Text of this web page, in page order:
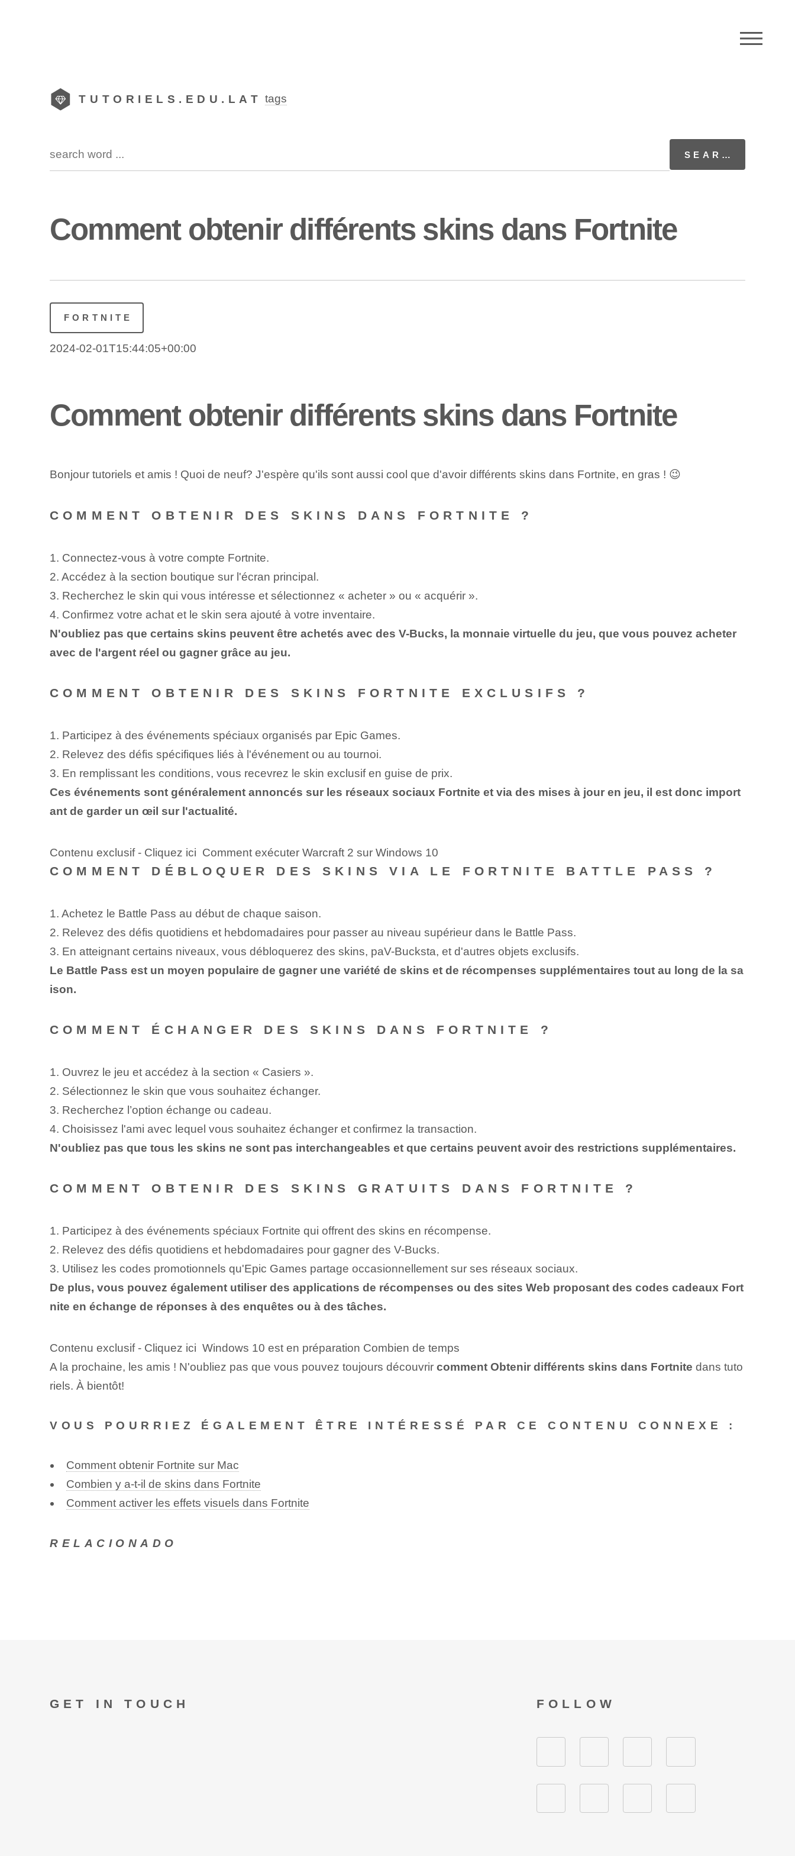
TUTORIELS.EDU.LAT tags
Comment obtenir différents skins dans Fortnite
FORTNITE
2024-02-01T15:44:05+00:00
Comment obtenir différents skins dans Fortnite
Bonjour tutoriels et amis ! Quoi de neuf? J'espère qu'ils sont aussi cool que d'avoir différents skins dans Fortnite, en gras ! ‍😉⁤
COMMENT OBTENIR DES SKINS DANS FORTNITE ?
1. Connectez-vous à votre compte Fortnite.
2. Accédez à la section boutique sur l'écran principal.
3. Recherchez le skin qui vous intéresse et sélectionnez « acheter » ou « acquérir ».
4. Confirmez votre achat⁢ et le skin sera ajouté à votre inventaire.
N'oubliez pas que certains skins peuvent être achetés avec des V-Bucks, la monnaie virtuelle du jeu, que vous pouvez acheter
avec de l'argent réel ou gagner grâce au jeu.
COMMENT OBTENIR DES SKINS FORTNITE ‌EXCLUSIFS‌ ?
1. Participez à des événements spéciaux organisés par ‍Epic‌ Games.
2. Relevez des défis spécifiques liés à l'événement ou au tournoi.
3. En remplissant les conditions, vous recevrez le skin exclusif en guise de prix.
Ces événements sont généralement annoncés sur les réseaux sociaux Fortnite et via des mises à jour en jeu, il est donc import
ant de garder un œil sur l'actualité.
Contenu exclusif - Cliquez ici Comment exécuter Warcraft 2 sur Windows 10
COMMENT DÉBLOQUER DES SKINS VIA LE FORTNITE BATTLE PASS ?
1. Achetez le Battle Pass au début de chaque saison.
2. Relevez des défis quotidiens et hebdomadaires pour passer au niveau supérieur dans le Battle Pass.
3. ⁢En atteignant certains niveaux, vous débloquerez des skins, paV-Bucksta, ‌et ⁤d'autres objets exclusifs.
Le Battle Pass est un moyen populaire de gagner une variété de skins et de récompenses supplémentaires tout au long de la sa
ison.
COMMENT ÉCHANGER DES SKINS DANS FORTNITE ?
1. Ouvrez le jeu et accédez à la section « Casiers ».
2. Sélectionnez le skin que vous souhaitez échanger.
3. Recherchez l’option échange ou cadeau.
4. Choisissez l'ami avec lequel vous souhaitez échanger et confirmez la transaction.
N'oubliez pas que tous les skins ne sont pas interchangeables et que certains peuvent avoir des restrictions supplémentaires.
COMMENT OBTENIR DES SKINS GRATUITS DANS FORTNITE ?
1. Participez à des événements spéciaux Fortnite qui offrent des skins en récompense.
2. Relevez des défis quotidiens et hebdomadaires pour gagner des ‍V-Bucks.
3. ‌Utilisez les codes promotionnels qu'Epic Games partage occasionnellement sur ses réseaux sociaux.
De plus, vous pouvez également utiliser des applications de récompenses ou des sites Web proposant des codes cadeaux Fort
nite en échange de réponses à des enquêtes ou à des tâches.
Contenu exclusif - Cliquez ici Windows 10 est en préparation Combien de temps
A la prochaine, les amis ! N'oubliez pas que vous pouvez toujours découvrir comment ‌Obtenir⁤ différents skins⁢ dans Fortnite dans tuto
riels. À bientôt!
VOUS POURRIEZ ÉGALEMENT ÊTRE INTÉRESSÉ PAR CE CONTENU CONNEXE :
Comment obtenir Fortnite sur Mac
Combien y a-t-il de skins dans Fortnite
Comment activer les effets visuels dans Fortnite
RELACIONADO
GET IN TOUCH FOLLOW